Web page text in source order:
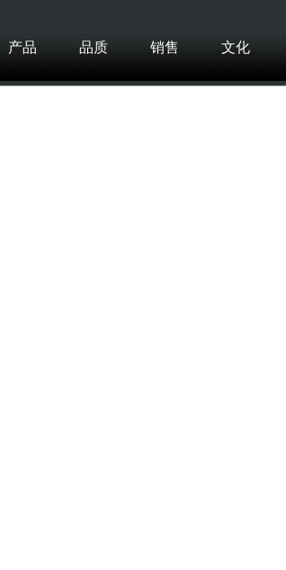
产品 品质 销售 文化